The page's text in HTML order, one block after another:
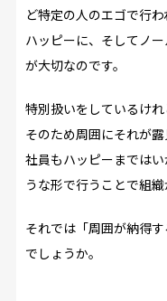
ど特定の人のエゴで行
ハッピーに、そしてノ
が大切なのです。
特別扱いをしているけ
そのため周囲にそれが露
社員もハッピーまでは
うな形で行うことで組
それでは「周囲が納得
でしょうか。